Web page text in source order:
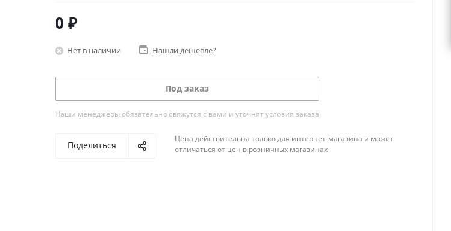
0 ₽
Нет в наличии Нашли дешевле?
Под заказ
Наши менеджеры обязательно свяжутся с вами и уточнят условия заказа
Поделиться
Цена действительна только для интернет-магазина и может
отличаться от цен в розничных магазинах